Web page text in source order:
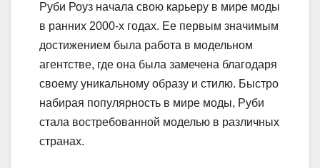
Руби Роуз начала свою карьеру в мире моды
в ранних 2000-х годах. Ее первым значимым
достижением была работа в модельном
агентстве, где она была замечена благодаря
своему уникальному образу и стилю. Быстро
набирая популярность в мире моды, Руби
стала востребованной моделью в различных
странах.